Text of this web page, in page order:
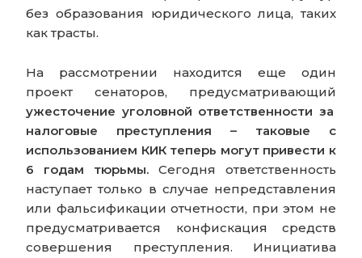
без образования юридического лица, таких
как трасты.
На рассмотрении находится еще один
проект сенаторов, предусматривающий
ужесточение уголовной ответственности за
налоговые преступления – таковые с
использованием КИК теперь могут привести к
6 годам тюрьмы. Сегодня ответственность
наступает только в случае непредставления
или фальсификации отчетности, при этом не
предусматривается конфискация средств
совершения преступления. Инициатива